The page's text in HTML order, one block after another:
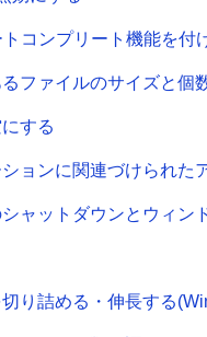
コンプリート機能を付
ファイルのサイズと個
する
ョンに関連づけられた
ャットダウンとウィン
り詰める・伸長する